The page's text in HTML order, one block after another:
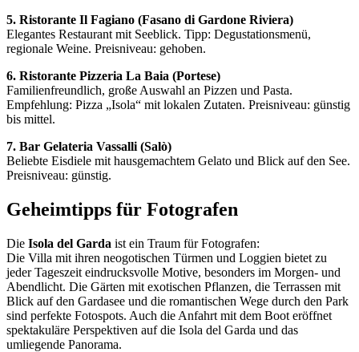
5. Ristorante Il Fagiano (Fasano di Gardone Riviera)
Elegantes Restaurant mit Seeblick. Tipp: Degustationsmenü,
regionale Weine. Preisniveau: gehoben.
6. Ristorante Pizzeria La Baia (Portese)
Familienfreundlich, große Auswahl an Pizzen und Pasta.
Empfehlung: Pizza „Isola“ mit lokalen Zutaten. Preisniveau: günstig
bis mittel.
7. Bar Gelateria Vassalli (Salò)
Beliebte Eisdiele mit hausgemachtem Gelato und Blick auf den See.
Preisniveau: günstig.
Geheimtipps für Fotografen
Die Isola del Garda ist ein Traum für Fotografen:
Die Villa mit ihren neogotischen Türmen und Loggien bietet zu
jeder Tageszeit eindrucksvolle Motive, besonders im Morgen- und
Abendlicht. Die Gärten mit exotischen Pflanzen, die Terrassen mit
Blick auf den Gardasee und die romantischen Wege durch den Park
sind perfekte Fotospots. Auch die Anfahrt mit dem Boot eröffnet
spektakuläre Perspektiven auf die Isola del Garda und das
umliegende Panorama.